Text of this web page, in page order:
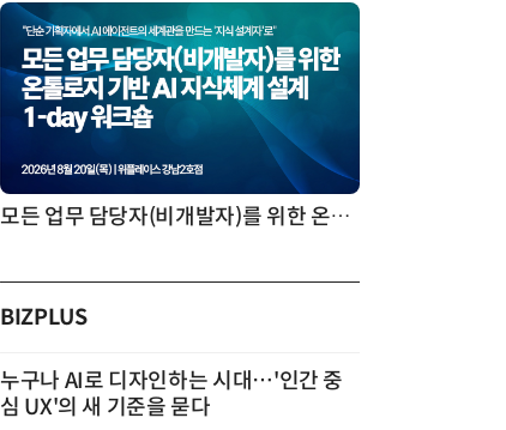
모든 업무 담당자(비개발자)를 위한 온톨로지 기반 AI 지식체계 설계 1-day 워크숍
BIZPLUS
누구나 AI로 디자인하는 시대…'인간 중
심 UX'의 새 기준을 묻다